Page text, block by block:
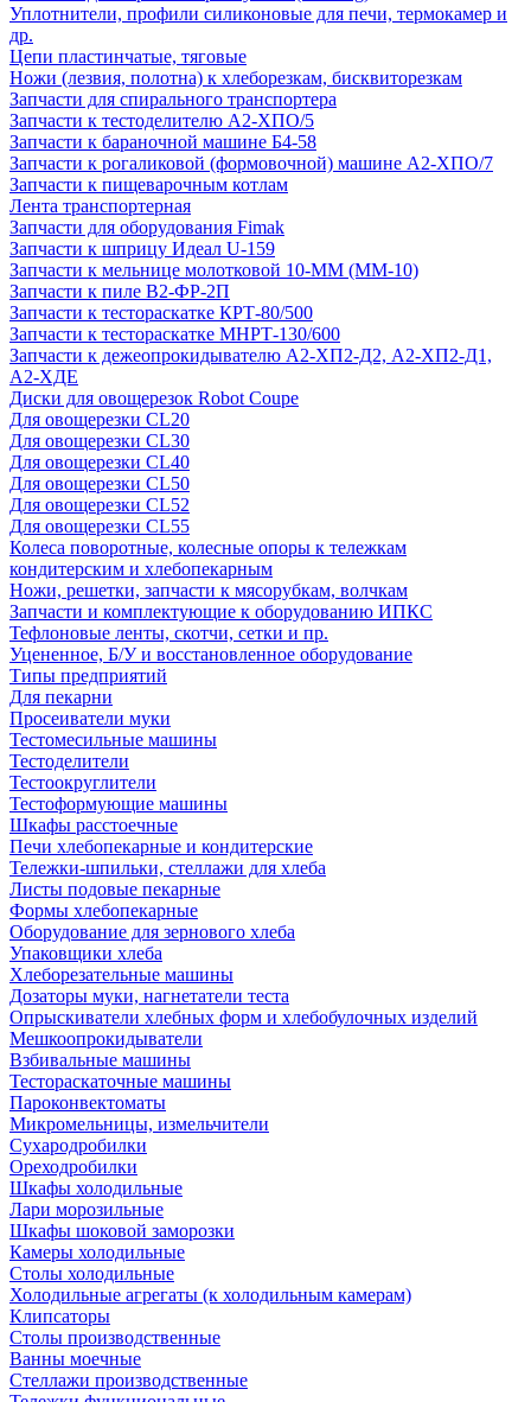
Уплотнители, профили силиконовые для печи, термокамер и
др.
Цепи пластинчатые, тяговые
Ножи (лезвия, полотна) к хлеборезкам, бисквиторезкам
Запчасти для спирального транспортера
Запчасти к тестоделителю А2-ХПО/5
Запчасти к бараночной машине Б4-58
Запчасти к рогаликовой (формовочной) машине А2-ХПО/7
Запчасти к пищеварочным котлам
Лента транспортерная
Запчасти для оборудования Fimak
Запчасти к шприцу Идеал U-159
Запчасти к мельнице молотковой 10-ММ (ММ-10)
Запчасти к пиле В2-ФР-2П
Запчасти к тестораскатке КРТ-80/500
Запчасти к тестораскатке МНРТ-130/600
Запчасти к деже­опрокидывателю А2-ХП2-Д2, А2-ХП2-Д1,
А2-ХДЕ
Диски для овощерезок Robot Coupe
Для овощерезки CL20
Для овощерезки CL30
Для овощерезки CL40
Для овощерезки CL50
Для овощерезки CL52
Для овощерезки CL55
Колеса поворотные, колесные опоры к тележкам
кондитерским и хлебопекарным
Ножи, решетки, запчасти к мясорубкам, волчкам
Запчасти и комплектующие к оборудованию ИПКС
Тефлоновые ленты, скотчи, сетки и пр.
Уцененное, Б/У и восстановленное оборудование
Типы предприятий
Для пекарни
Просеиватели муки
Тестомесильные машины
Тестоделители
Тестоокруглители
Тестоформующие машины
Шкафы расстоечные
Печи хлебопекарные и кондитерские
Тележки-шпильки, стеллажи для хлеба
Листы подовые пекарные
Формы хлебопекарные
Оборудование для зернового хлеба
Упаковщики хлеба
Хлеборезательные машины
Дозаторы муки, нагнетатели теста
Опрыскиватели хлебных форм и хлебобулочных изделий
Мешкоопрокидыватели
Взбивальные машины
Тестораскаточные машины
Пароконвектоматы
Микромельницы, измельчители
Сухародробилки
Ореходробилки
Шкафы холодильные
Лари морозильные
Шкафы шоковой заморозки
Камеры холодильные
Столы холодильные
Холодильные агрегаты (к холодильным камерам)
Клипсаторы
Столы производственные
Ванны моечные
Стеллажи производственные